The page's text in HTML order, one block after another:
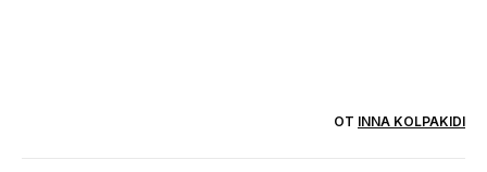
ОТ INNA KOLPAKIDI